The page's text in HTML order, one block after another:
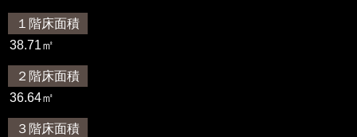
１階床面積
38.71㎡
２階床面積
36.64㎡
３階床面積